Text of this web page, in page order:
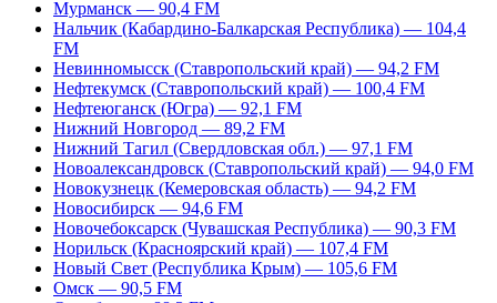
Мурманск — 90,4 FM
Нальчик (Кабардино-Балкарская Республика) — 104,4
FM
Невинномысск (Ставропольский край) — 94,2 FM
Нефтекумск (Ставропольский край) — 100,4 FM
Нефтеюганск (Югра) — 92,1 FM
Нижний Новгород — 89,2 FM
Нижний Тагил (Свердловская обл.) — 97,1 FM
Новоалександровск (Ставропольский край) — 94,0 FM
Новокузнецк (Кемеровская область) — 94,2 FM
Новосибирск — 94,6 FM
Новочебоксарск (Чувашская Республика) — 90,3 FM
Норильск (Красноярский край) — 107,4 FM
Новый Свет (Республика Крым) — 105,6 FM
Омск — 90,5 FM